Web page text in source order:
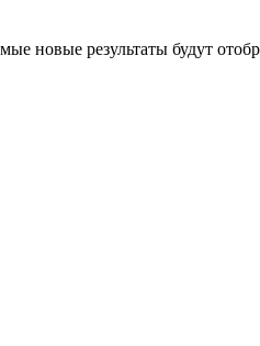
новые результаты будут